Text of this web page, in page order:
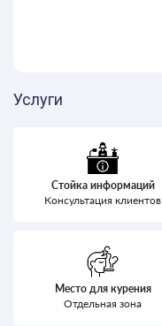
Услуги
Стойка информаций
Консультация клиентов
Место для курения
Отдельная зона